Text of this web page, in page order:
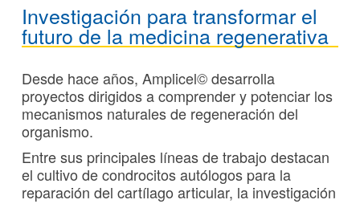
Investigación para transformar el
futuro de la medicina regenerativa
Desde hace años, Amplicel© desarrolla
proyectos dirigidos a comprender y potenciar los
mecanismos naturales de regeneración del
organismo.
Entre sus principales líneas de trabajo destacan
el cultivo de condrocitos autólogos para la
reparación del cartílago articular, la investigación